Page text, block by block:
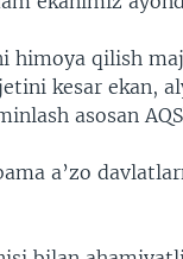
himoya qilish
kesar ekan,
asosan
a’zo